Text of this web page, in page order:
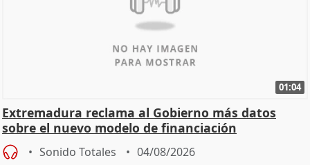
01:04
Extremadura reclama al Gobierno más datos
sobre el nuevo modelo de financiación
Sonido Totales 04/08/2026